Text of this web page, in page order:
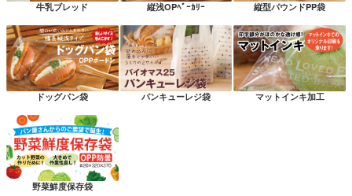
牛乳ブレッド 縦浅OPﾍﾞｰｶﾘｰ 縦型パウンドPP袋
ドッグパン袋 パンキューレジ袋 マットインキ加工
野菜鮮度保存袋